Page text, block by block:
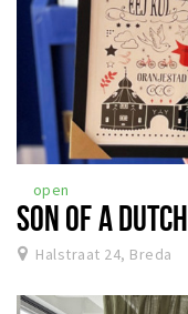
open
SON OF A DUTCH
Halstraat 24, Breda